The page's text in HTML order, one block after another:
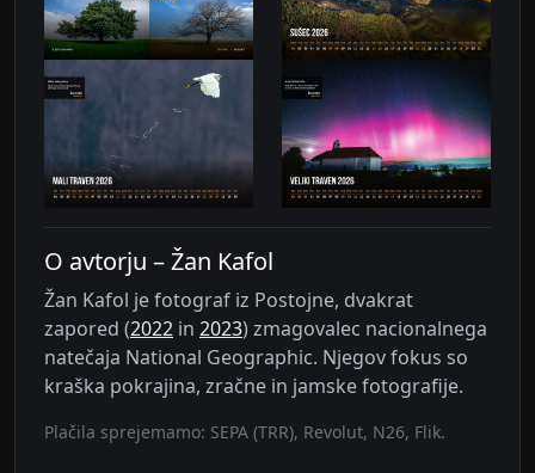
O avtorju – Žan Kafol
Žan Kafol je fotograf iz Postojne, dvakrat
zapored (2022 in 2023) zmagovalec nacionalnega
natečaja National Geographic. Njegov fokus so
kraška pokrajina, zračne in jamske fotografije.
Plačila sprejemamo: SEPA (TRR), Revolut, N26, Flik.